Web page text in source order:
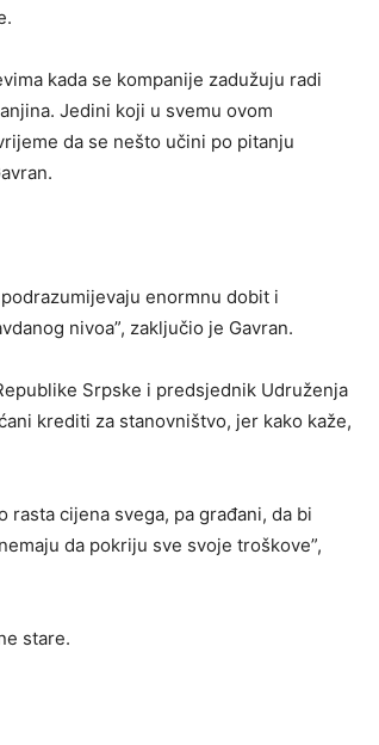
kada se kompanije zadužuju radi
Jedini koji u svemu ovom
da se nešto učini po pitanju
enormnu dobit i
nivoa”, zaključio je Gavran.
Srpske i predsjednik Udruženja
krediti za stanovništvo, jer kako kaže,
rasta cijena svega, pa građani, da bi
da pokriju sve svoje troškove”,
stare.